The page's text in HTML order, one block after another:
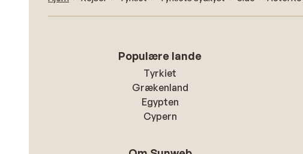
Populære lande
Tyrkiet
Grækenland
Egypten
Cypern